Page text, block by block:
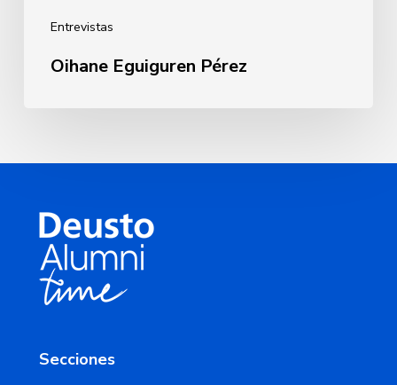
Entrevistas
Oihane Eguiguren Pérez
Secciones